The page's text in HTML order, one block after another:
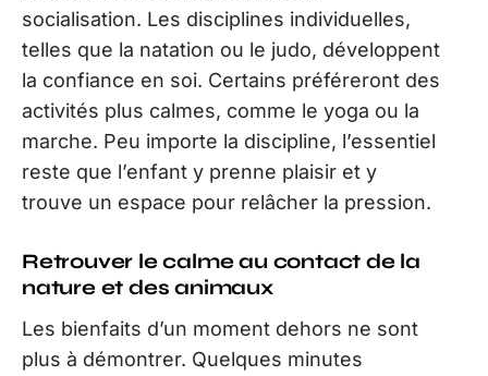
socialisation. Les disciplines individuelles,
telles que la natation ou le judo, développent
la confiance en soi. Certains préféreront des
activités plus calmes, comme le yoga ou la
marche. Peu importe la discipline, l’essentiel
reste que l’enfant y prenne plaisir et y
trouve un espace pour relâcher la pression.
Retrouver le calme au contact de la
nature et des animaux
Les bienfaits d’un moment dehors ne sont
plus à démontrer. Quelques minutes